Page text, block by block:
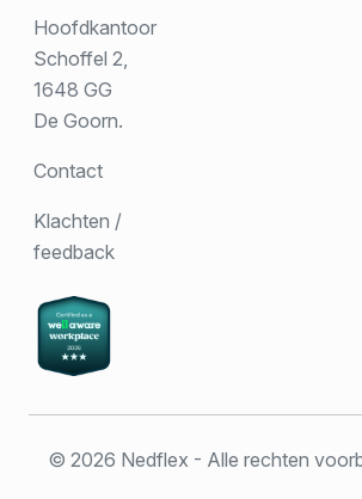
Hoofdkantoor
Schoffel 2,
1648 GG
De Goorn.
Contact
Klachten /
feedback
© 2026 Nedflex - Alle rechten